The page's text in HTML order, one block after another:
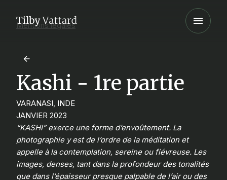
Mentions légales
Kashi - 1re partie
VARANASI, INDE
JANVIER 2023
“KASHI” exerce une forme d’envoûtement. La
photographie y est de l’ordre de la méditation et
appelle à la contemplation, sereine ou fiévreuse. Les
images, denses, tant dans la profondeur des tonalités
que dans l’épaisseur presque palpable de l’air ou des